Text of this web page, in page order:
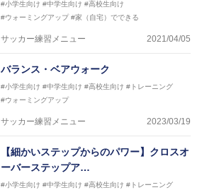
#小学生向け #中学生向け #高校生向け
#ウォーミングアップ #家（自宅）でできる
サッカー練習メニュー 2021/04/05
バランス・ベアウォーク
#小学生向け #中学生向け #高校生向け #トレーニング
#ウォーミングアップ
サッカー練習メニュー 2023/03/19
【細かいステップからのパワー】クロスオ
ーバーステップア…
#小学生向け #中学生向け #高校生向け #トレーニング